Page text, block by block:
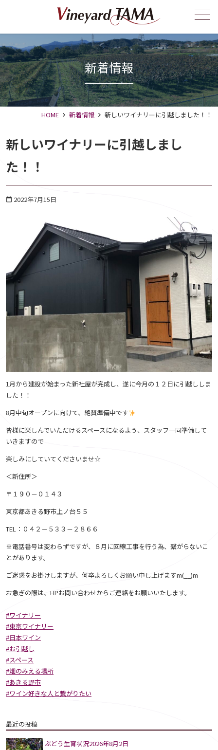
メニュー
新着情報
HOME 新着情報 新しいワイナリーに引越しました！！
新しいワイナリーに引越しまし
た！！
calendar_today 2022年7月15日
1月から建設が始まった新社屋が完成し、遂に今月の１２日に引越ししま
した！！
8月中旬オープンに向けて、絶賛準備中です
皆様に楽しんでいただけるスペースになるよう、スタッフ一同準備して
いきますので
楽しみにしていてくださいませ☆
＜新住所＞
〒１９０－０１４３
東京都あきる野市上ノ台５５
TEL：０４２－５３３－２８６６
※電話番号は変わらずですが、８月に回線工事を行う為、繋がらないこ
とがあります。
ご迷惑をお掛けしますが、何卒よろしくお願い申し上げますm(__)m
お急ぎの際は、HPお問い合わせからご連絡をお願いいたします。
#ワイナリー
#東京ワイナリー
#日本ワイン
#お引越し
#スペース
#畑のみえる場所
#あきる野市
#ワイン好きな人と繋がりたい
最近の投稿
ぶどう生育状況2026年8月2日